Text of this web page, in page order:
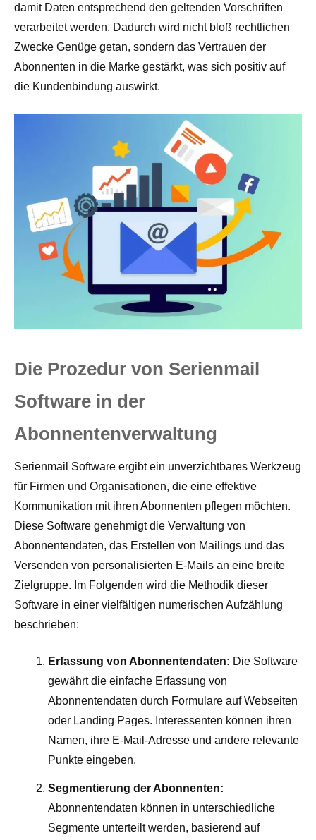
damit Daten entsprechend den geltenden Vorschriften
verarbeitet werden. Dadurch wird nicht bloß rechtlichen
Zwecke Genüge getan, sondern das Vertrauen der
Abonnenten in die Marke gestärkt, was sich positiv auf
die Kundenbindung auswirkt.
Die Prozedur von Serienmail
Software in der
Abonnentenverwaltung
Serienmail Software ergibt ein unverzichtbares Werkzeug
für Firmen und Organisationen, die eine effektive
Kommunikation mit ihren Abonnenten pflegen möchten.
Diese Software genehmigt die Verwaltung von
Abonnentendaten, das Erstellen von Mailings und das
Versenden von personalisierten E-Mails an eine breite
Zielgruppe. Im Folgenden wird die Methodik dieser
Software in einer vielfältigen numerischen Aufzählung
beschrieben:
Erfassung von Abonnentendaten: Die Software
gewährt die einfache Erfassung von
Abonnentendaten durch Formulare auf Webseiten
oder Landing Pages. Interessenten können ihren
Namen, ihre E-Mail-Adresse und andere relevante
Punkte eingeben.
Segmentierung der Abonnenten:
Abonnentendaten können in unterschiedliche
Segmente unterteilt werden, basierend auf